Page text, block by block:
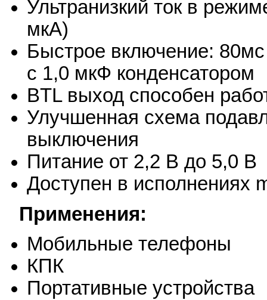
Ультранизкий ток в
мкА)
Быстрое включение:
с 1,0 мкФ конденсатором
BTL выход способен
Улучшенная схема
выключения
Питание от 2,2 В до 5,0 В
Доступен в исполнениях
Применения:
Мобильные телефоны
КПК
Портативные устройства